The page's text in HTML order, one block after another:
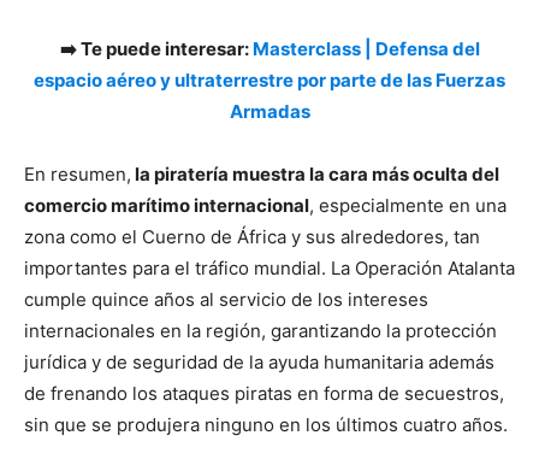
➡️ Te puede interesar: Masterclass | Defensa del
espacio aéreo y ultraterrestre por parte de las Fuerzas
Armadas
En resumen, la piratería muestra la cara más oculta del
comercio marítimo internacional, especialmente en una
zona como el Cuerno de África y sus alrededores, tan
importantes para el tráfico mundial. La Operación Atalanta
cumple quince años al servicio de los intereses
internacionales en la región, garantizando la protección
jurídica y de seguridad de la ayuda humanitaria además
de frenando los ataques piratas en forma de secuestros,
sin que se produjera ninguno en los últimos cuatro años.